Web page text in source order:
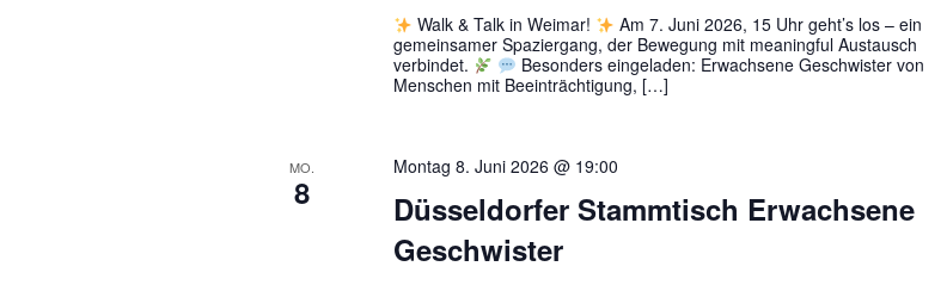
Walk & Talk in Weimar!
Am 7. Juni 2026, 15 Uhr geht’s los – ein
gemeinsamer Spaziergang, der Bewegung mit meaningful Austausch
verbindet.
Besonders eingeladen: Erwachsene Geschwister von
Menschen mit Beeinträchtigung, […]
MO.
8
Düsseldorfer Stammtisch Erwachsene
Geschwister
Montag 8. Juni 2026 @ 19:00